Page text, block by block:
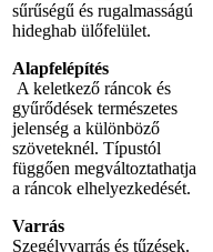
sűrűségű és rugalmasságú
hideghab ülőfelület.
Alapfelépítés
A keletkező ráncok és
gyűrődések természetes
jelenség a különböző
szöveteknél. Típustól
függően megváltoztathatja
a ráncok elhelyezkedését.
Varrás
Szegélyvarrás és tűzések.